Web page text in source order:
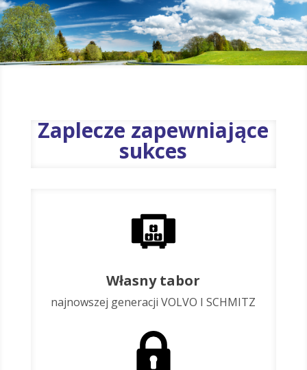
Zaplecze zapewniające
sukces
Własny tabor
najnowszej generacji VOLVO I SCHMITZ